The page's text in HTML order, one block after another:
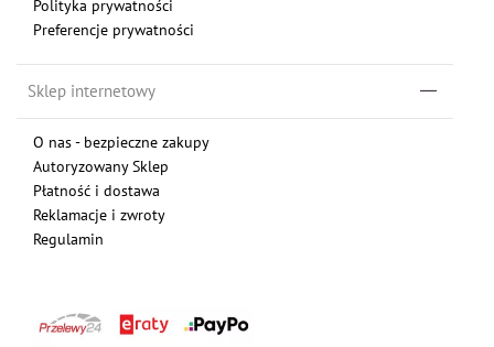
Polityka prywatności
Preferencje prywatności
Sklep internetowy
O nas - bezpieczne zakupy
Autoryzowany Sklep
Płatność i dostawa
Reklamacje i zwroty
Regulamin